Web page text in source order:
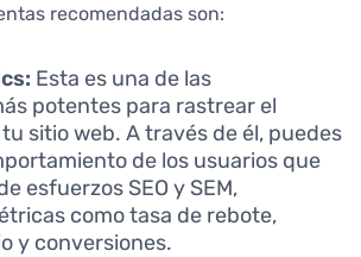
recomendadas son:
Esta es una de las
potentes para rastrear el
sitio web. A través de él, puedes
de los usuarios que
esfuerzos SEO y SEM,
como tasa de rebote,
y conversiones.